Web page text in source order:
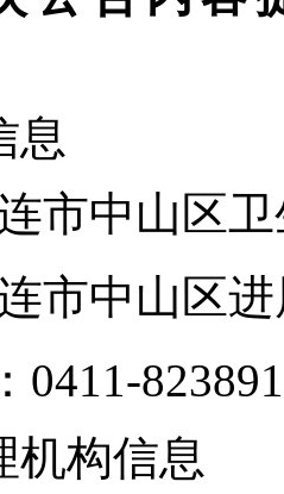
息
市中山区
市中山区
0411-
机构信息